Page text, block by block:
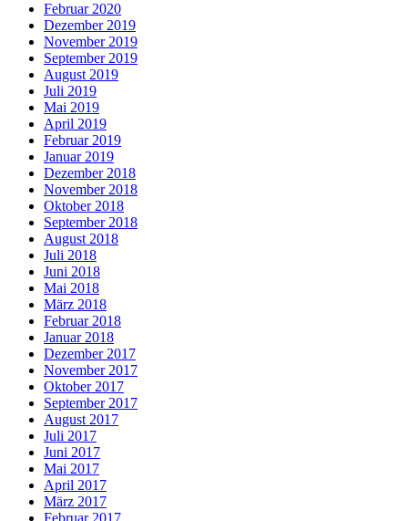
Februar 2020
Dezember 2019
November 2019
September 2019
August 2019
Juli 2019
Mai 2019
April 2019
Februar 2019
Januar 2019
Dezember 2018
November 2018
Oktober 2018
September 2018
August 2018
Juli 2018
Juni 2018
Mai 2018
März 2018
Februar 2018
Januar 2018
Dezember 2017
November 2017
Oktober 2017
September 2017
August 2017
Juli 2017
Juni 2017
Mai 2017
April 2017
März 2017